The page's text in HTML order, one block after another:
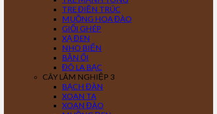
TRE ĐIỀN TRÚC
MUỒNG HOA ĐÀO
GIỔI GHÉP
XẠ ĐEN
NHO BIỂN
BẦN ỔI
ĐÔ LA BẠC
CÂY LÂM NGHIỆP 3
BẠCH ĐÀN
XOAN TA
XOAN ĐÀO